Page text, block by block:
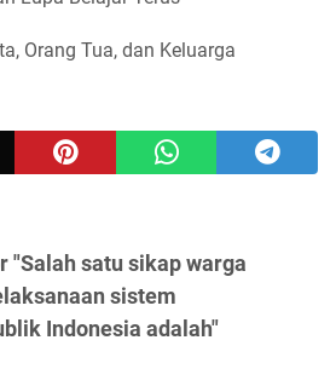
Orang Tua, dan Keluarga
"Salah satu sikap warga
sistem
Indonesia adalah"